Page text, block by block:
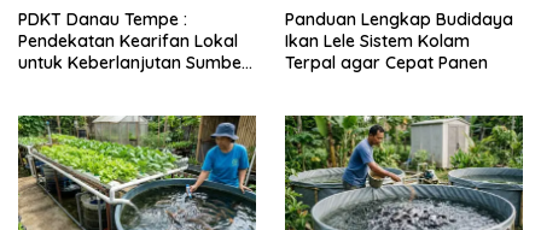
PDKT Danau Tempe :
Pendekatan Kearifan Lokal
untuk Keberlanjutan Sumber
Panduan Lengkap Budidaya
Ikan Lele Sistem Kolam
Terpal agar Cepat Panen